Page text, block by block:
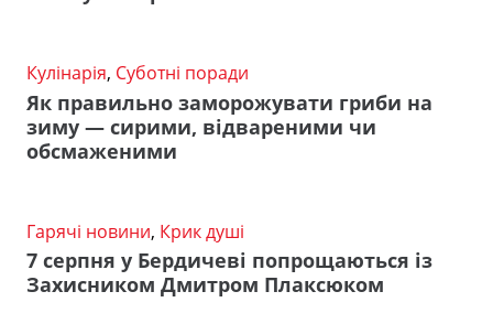
Кулінарія, Суботні поради
Як правильно заморожувати гриби на
зиму — сирими, відвареними чи
обсмаженими
Гарячі новини, Крик душі
7 серпня у Бердичеві попрощаються із
Захисником Дмитром Плаксюком